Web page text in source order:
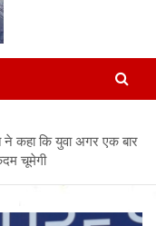
Breaking
in
ने कहा कि युवा अगर एक बार
चूमेगी